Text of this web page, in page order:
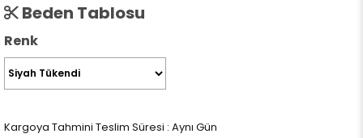
Beden Tablosu
Renk
Kargoya Tahmini Teslim Süresi : Aynı Gün